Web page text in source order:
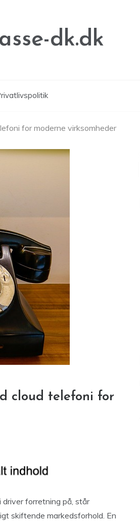
dk.dk
for moderne virksomheder
cloud telefoni for
forretning på, står
skiftende markedsforhold. En